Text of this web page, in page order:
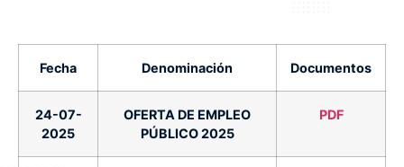
Fecha Denominación Documentos
24-07-
2025
OFERTA DE EMPLEO
PÚBLICO 2025
PDF